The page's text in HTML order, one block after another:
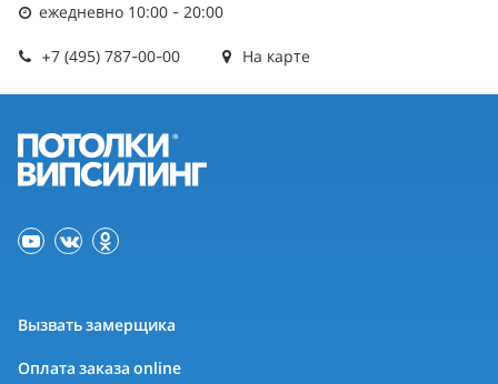
ежедневно 10:00 - 20:00
+7 (495) 787-00-00 На карте
Вызвать замерщика
Оплата заказа online